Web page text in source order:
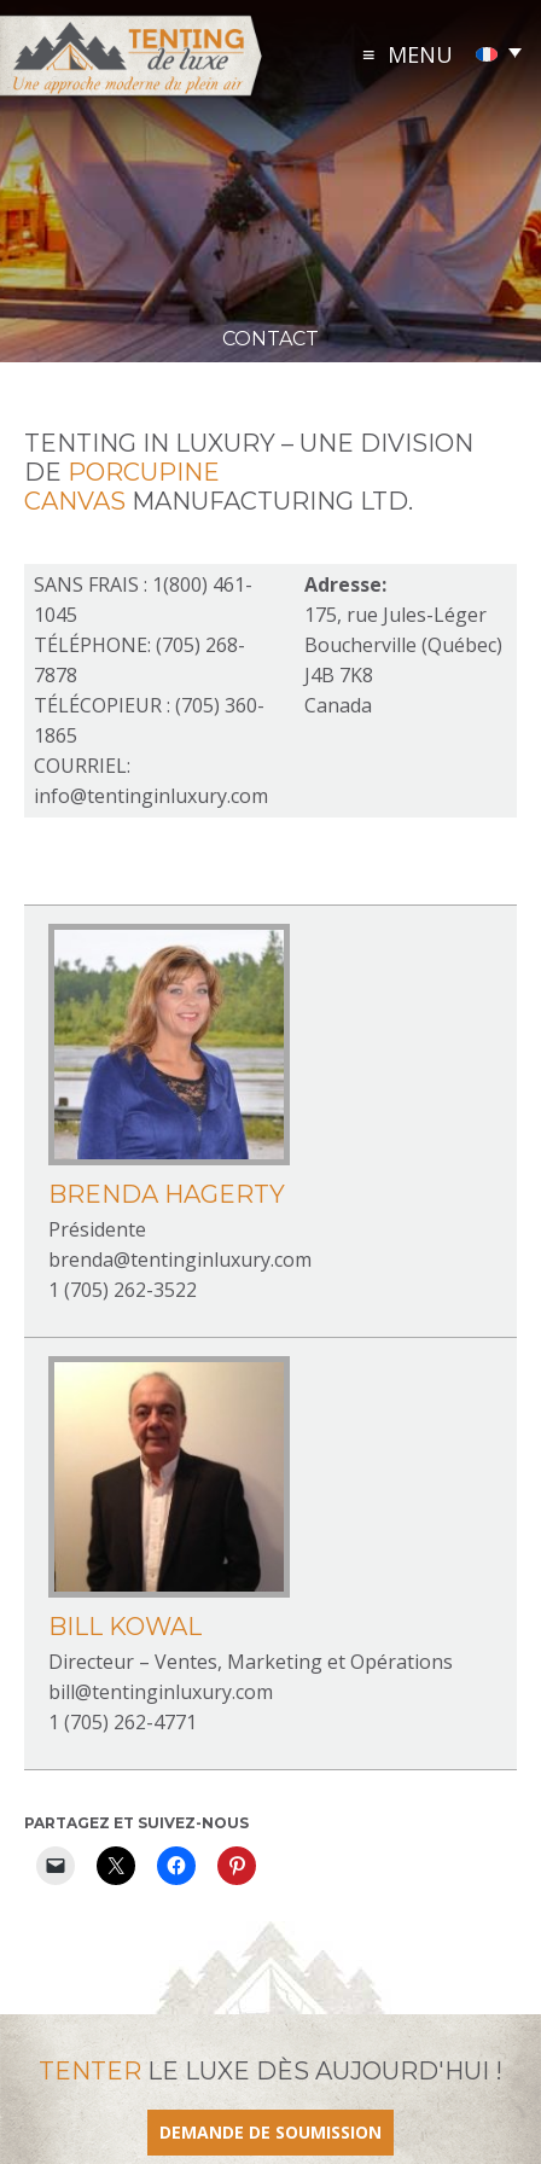
Skip
content
MENU
CONTACT
TENTING IN LUXURY – UNE DIVISION
DE PORCUPINE
CANVAS MANUFACTURING LTD.
SANS FRAIS : 1(800) 461-
1045
TÉLÉPHONE: (705) 268-
7878
TÉLÉCOPIEUR : (705) 360-
1865
COURRIEL:
info@tentinginluxury.com
Adresse:
175, rue Jules-Léger
Boucherville (Québec)
J4B 7K8
Canada
BRENDA HAGERTY
Présidente
brenda@tentinginluxury.com
1 (705) 262-3522
BILL KOWAL
Directeur – Ventes, Marketing et Opérations
bill@tentinginluxury.com
1 (705) 262-4771
PARTAGEZ ET SUIVEZ-NOUS
TENTER LE LUXE DÈS AUJOURD'HUI !
DEMANDE DE SOUMISSION